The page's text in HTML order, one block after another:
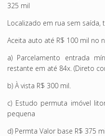
325 mil
Localizado em rua sem saída,
Aceita auto até R$ 100 mil no
a) Parcelamento entrada
restante em até 84x. (Direto
b) À vista R$ 300 mil.
c) Estudo permuta imóvel
pequena
d) Permta Valor base R$ 375